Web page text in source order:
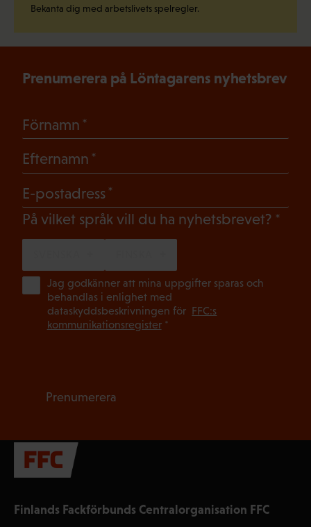
Bekanta dig med arbetslivets spelregler.
Finlands Fackförbunds Centralorganisation FFC
Prenumerera på Löntagarens nyhetsbrev
Förnamn
Efternamn
E-postadress
På vilket språk vill du ha nyhetsbrevet?
Jag godkänner att mina uppgifter sparas och
behandlas i enlighet med
dataskyddsbeskrivningen för FFC:s
kommunikationsregister*
Prenumerera